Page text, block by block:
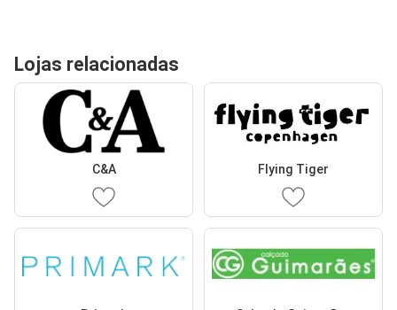
Lojas relacionadas
C&A Flying Tiger